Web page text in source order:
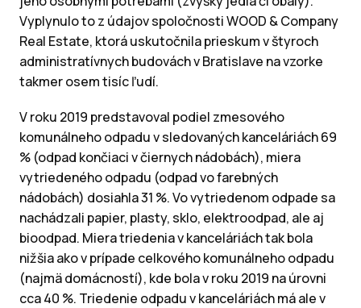
Vyplynulo to z údajov spoločnosti WOOD & Company
Real Estate, ktorá uskutočnila prieskum v štyroch
administratívnych budovách v Bratislave na vzorke
takmer osem tisíc ľudí.
V roku 2019 predstavoval podiel zmesového
komunálneho odpadu v sledovaných kanceláriách 69
% (odpad končiaci v čiernych nádobách), miera
vytriedeného odpadu (odpad vo farebných
nádobách) dosiahla 31 %. Vo vytriedenom odpade sa
nachádzali papier, plasty, sklo, elektroodpad, ale aj
bioodpad. Miera triedenia v kanceláriách tak bola
nižšia ako v prípade celkového komunálneho odpadu
(najmä domácností), kde bola v roku 2019 na úrovni
cca 40 %. Triedenie odpadu v kanceláriách má ale v